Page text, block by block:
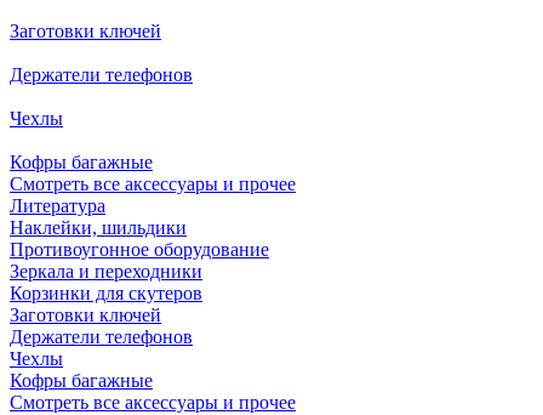
Заготовки ключей
Держатели телефонов
Чехлы
Кофры багажные
Смотреть все аксессуары и прочее
Литература
Наклейки, шильдики
Противоугонное оборудование
Зеркала и переходники
Корзинки для скутеров
Заготовки ключей
Держатели телефонов
Чехлы
Кофры багажные
Смотреть все аксессуары и прочее